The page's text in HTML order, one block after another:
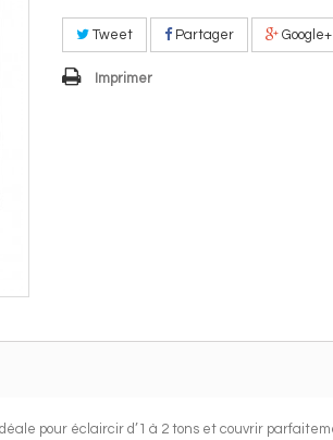
Tweet Partager Google+
Imprimer
pour éclaircir d’1 à 2 tons et couvrir